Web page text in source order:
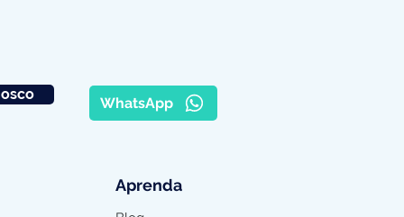
WhatsApp
Aprenda